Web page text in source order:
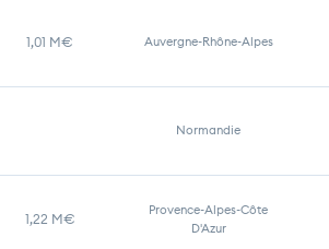
1,01 M€ Auvergne-Rhône-Alpes
Normandie
1,22 M€
Provence-Alpes-Côte
D'Azur